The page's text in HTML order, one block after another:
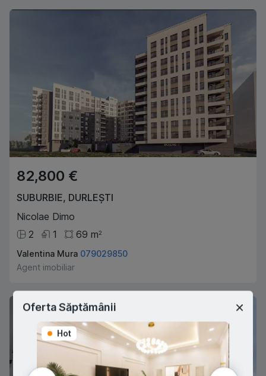
82,800 €
SUBURBIE, DURLEȘTI
Nicolae Dimo
2
1 69 m2
Valentina Mura 079029850
Agent imobiliar
Oferta Săptămânii
Hot